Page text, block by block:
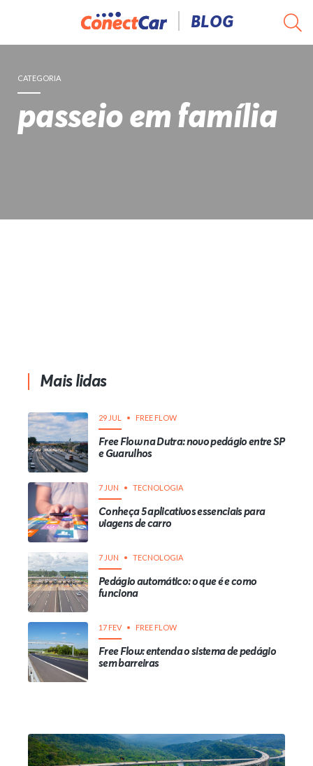
BLOG
CATEGORIA
passeio em família
Mais lidas
29 JUL FREE FLOW
Free Flow na Dutra: novo pedágio entre SP
e Guarulhos
7 JUN TECNOLOGIA
Conheça 5 aplicativos essenciais para
viagens de carro
7 JUN TECNOLOGIA
Pedágio automático: o que é e como
funciona
17 FEV FREE FLOW
Free Flow: entenda o sistema de pedágio
sem barreiras